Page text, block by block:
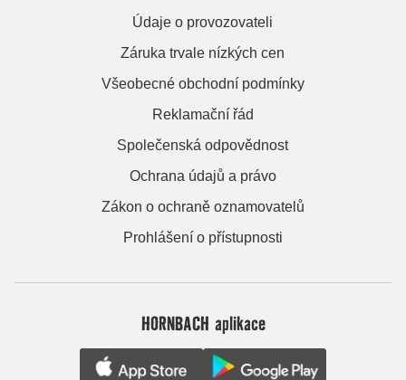
Údaje o provozovateli
Záruka trvale nízkých cen
Všeobecné obchodní podmínky
Reklamační řád
Společenská odpovědnost
Ochrana údajů a právo
Zákon o ochraně oznamovatelů
Prohlášení o přístupnosti
HORNBACH aplikace